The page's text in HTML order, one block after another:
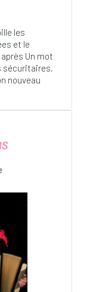
les
et le
Un mot
sécuritaires,
nouveau